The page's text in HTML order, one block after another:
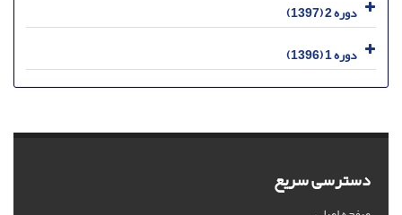
دوره 2 (1397)
دوره 1 (1396)
دسترسی سریع